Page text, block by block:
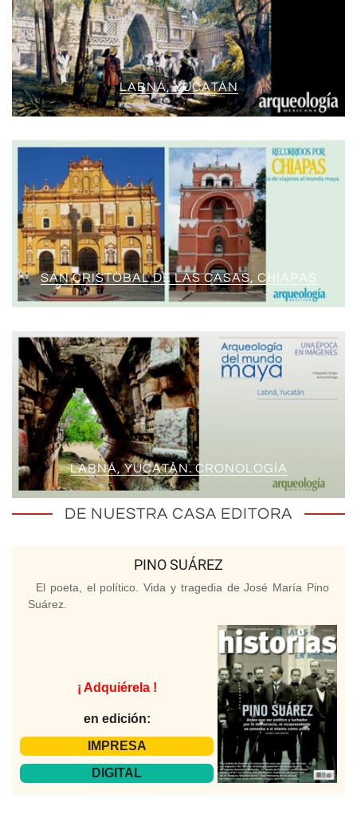
LABNÁ, YUCATÁN
SAN CRISTÓBAL DE LAS CASAS, CHIAPAS
LABNÁ, YUCATÁN. CRONOLOGÍA
DE NUESTRA CASA EDITORA
PINO SUÁREZ
El poeta, el político. Vida y tragedia de José María Pino
Suárez.
¡ Adquiérela !
en edición:
IMPRESA
DIGITAL